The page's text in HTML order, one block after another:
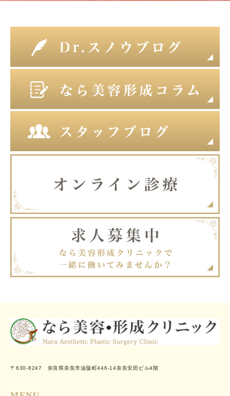
〒630-8247 奈良県奈良市油阪町446-14奈良安田ビル4階